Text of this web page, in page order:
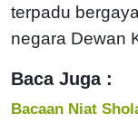
terpadu
negara Dewan
Baca Juga :
Bacaan Niat